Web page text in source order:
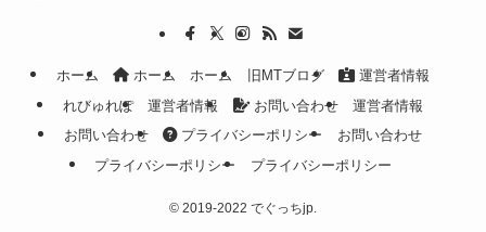
ホーム ホーム ホーム 旧MTブログ
運営者情報
れびゅれぽ
運営者情報 お問い合わせ
運営者情報
お問い合わせ
プライバシーポリシー
お問い合わせ
プライバシーポリシー
プライバシーポリシー
© 2019-2022 でぐっちjp.